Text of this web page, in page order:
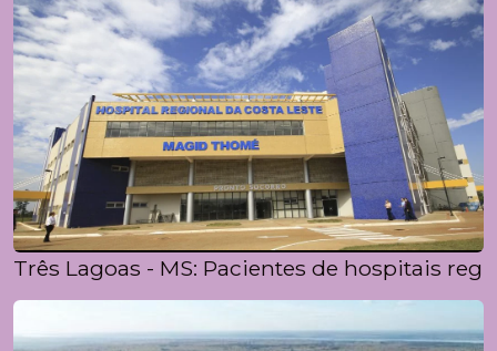
Três Lagoas - MS: Pacientes de hospitais